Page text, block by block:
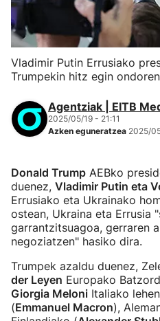
Vladimir Putin Errusiako
Trumpekin hitz egin
Agentziak | EITB
2025/05/19 - 21:11
Azken eguneratzea 2025/
Donald Trump AEBko
duenez, Vladimir Putin eta
Errusiako eta Ukrainako
ostean, Ukraina eta Errusia
garrantzitsuagoa, gerraren
negoziatzen" hasiko dira.
Trumpek azaldu duenez,
der Leyen Europako
Giorgia Meloni Italiako
(Emmanuel Macron),